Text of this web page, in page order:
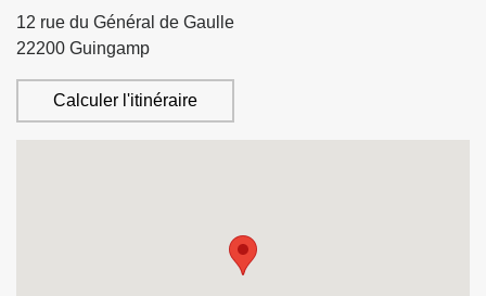
12 rue du Général de Gaulle
22200 Guingamp
Calculer l'itinéraire